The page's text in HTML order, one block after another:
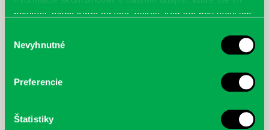
poskytli, alebo ktoré od vás získali, keď ste používali ich
súhlasu
Nevyhnutné
Preferencie
Štatistiky
McGrath, Andy: Tadej Pogačar:
nezastaviteľný